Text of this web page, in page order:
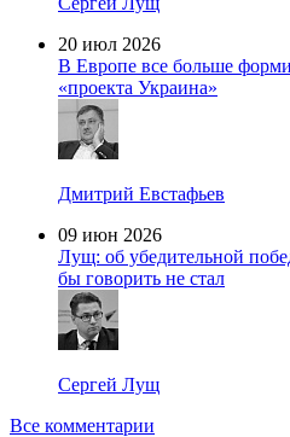
20 июл 2026
В Европе все больше
«проекта Украина»
Дмитрий Евстафьев
09 июн 2026
Лущ: об убедительной
бы говорить не стал
Сергей Лущ
Все комментарии